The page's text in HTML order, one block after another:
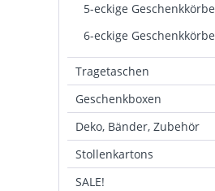
5-eckige Geschenkkörbe
6-eckige Geschenkkörbe
Tragetaschen
Geschenkboxen
Deko, Bänder, Zubehör
Stollenkartons
SALE!